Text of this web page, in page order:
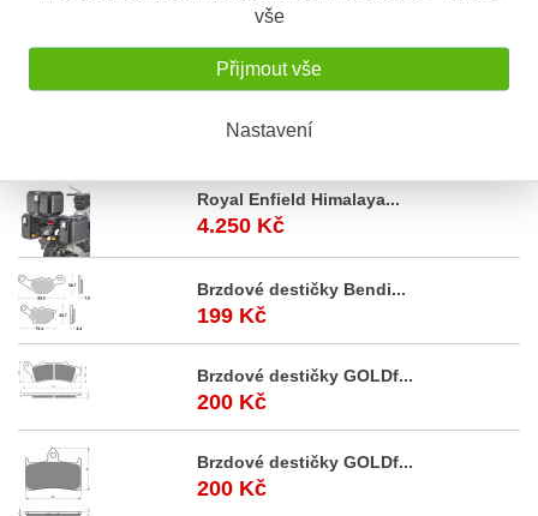
vše
Přijmout vše
Nastavení
Sada na opravu karburátoru (1 ks)
Royal Enfield Himalaya...
4.250 Kč
Brzdové destičky Bendi...
199 Kč
Brzdové destičky GOLDf...
200 Kč
Brzdové destičky GOLDf...
200 Kč